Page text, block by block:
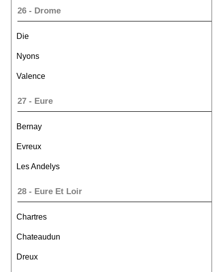
26 - Drome
Die
Nyons
Valence
27 - Eure
Bernay
Evreux
Les Andelys
28 - Eure Et Loir
Chartres
Chateaudun
Dreux